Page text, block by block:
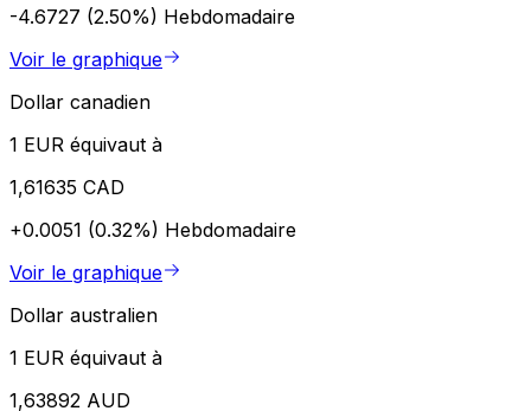
-4.6727 (2.50%) Hebdomadaire
Voir le graphique
Dollar canadien
1 EUR équivaut à
1,61635 CAD
+0.0051 (0.32%) Hebdomadaire
Voir le graphique
Dollar australien
1 EUR équivaut à
1,63892 AUD